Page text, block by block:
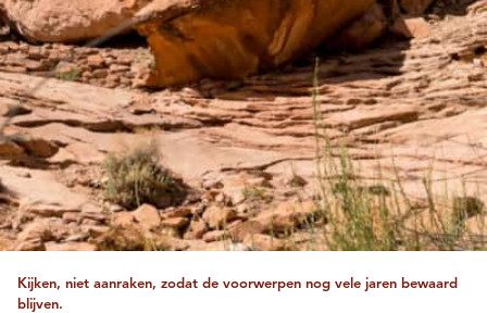
Kijken, niet aanraken, zodat de voorwerpen nog vele jaren bewaard
blijven.